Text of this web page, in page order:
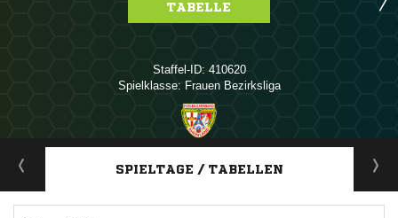
TABELLE
Staffel-ID: 410620
Spielklasse: Frauen Bezirksliga
ANZEIGE
SPIELTAGE / TABELLEN